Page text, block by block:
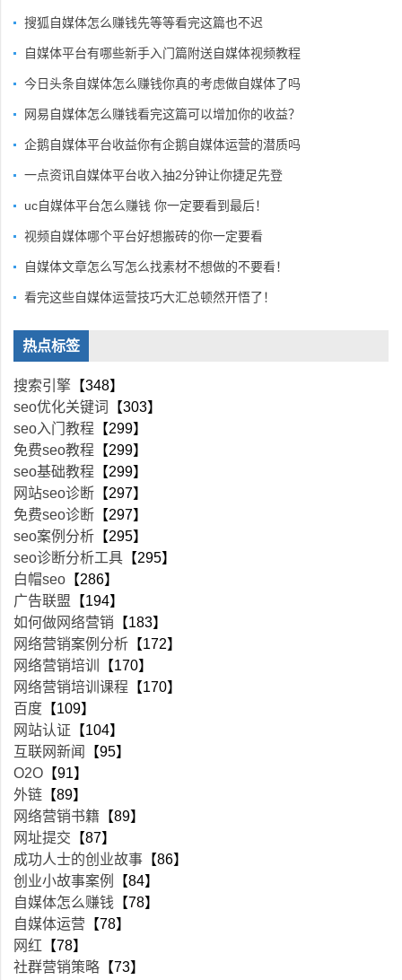
搜狐自媒体怎么赚钱先等等看完这篇也不迟
自媒体平台有哪些新手入门篇附送自媒体视频教程
今日头条自媒体怎么赚钱你真的考虑做自媒体了吗
网易自媒体怎么赚钱看完这篇可以增加你的收益？
企鹅自媒体平台收益你有企鹅自媒体运营的潜质吗
一点资讯自媒体平台收入抽2分钟让你捷足先登
uc自媒体平台怎么赚钱 你一定要看到最后！
视频自媒体哪个平台好想搬砖的你一定要看
自媒体文章怎么写怎么找素材不想做的不要看！
看完这些自媒体运营技巧大汇总顿然开悟了！
热点标签
搜索引擎 【348】
seo优化关键词
【303】
seo入门教程 【299】
免费seo教程 【299】
seo基础教程 【299】
网站seo诊断 【297】
免费seo诊断 【297】
seo案例分析 【295】
seo诊断分析工具 【295】
白帽seo 【286】
广告联盟 【194】
如何做网络营销 【183】
网络营销案例分析 【172】
网络营销培训
【170】
网络营销培训课程 【170】
百度 【109】
网站认证 【104】
互联网新闻
【95】
O2O 【91】
外链 【89】
网络营销书籍 【89】
网址提交 【87】
成功人士的创业故事 【86】
创业小故事案例
【84】
自媒体怎么赚钱 【78】
自媒体运营 【78】
网红 【78】
社群营销策略 【73】